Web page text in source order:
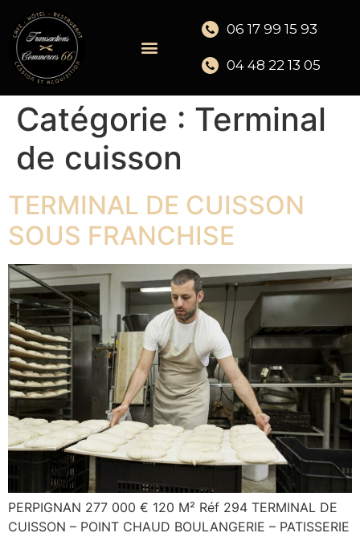
06 17 99 15 93
04 48 22 13 05
Catégorie : Terminal
de cuisson
TERMINAL DE CUISSON
SOUS FRANCHISE
PERPIGNAN 277 000 € 120 M² Réf 294 TERMINAL DE
CUISSON – POINT CHAUD BOULANGERIE – PATISSERIE